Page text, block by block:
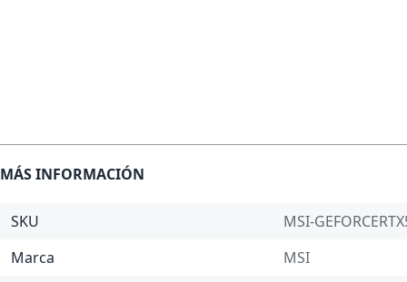
MÁS INFORMACIÓN
SKU
MSI-
Marca
MSI